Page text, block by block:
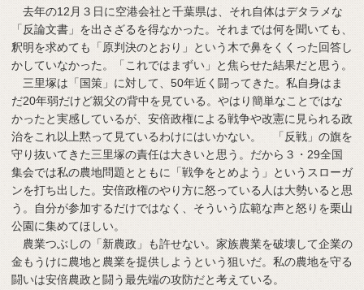
去年の12月３日に空港会社と千葉県は、それ自体はデタラメな
「反論文書」を出さざるを得なかった。それまでは何を聞いても、
釈明を求めても「原判決のとおり」という木で鼻をくくった回答し
かしていなかった。「これではまずい」と焦らせた結果だと思う。
三里塚は「国策」に対して、50年近く闘ってきた。私自身はま
だ20年弱だけど親父の背中を見ている。やはり簡単なことではな
かったと実感しているが、安倍政権による戦争や改憲に見られる政
治をこれ以上黙って見ているわけにはいかない。 「反戦」の旗を
守り抜いてきた三里塚の責任は大きいと思う。だから３・29全国
集会では私の農地問題とともに「戦争をとめよう」というスローガ
ンを打ち出した。安倍政権のやり方に怒っている人は大勢いると思
う。自分が参加するだけではなく、そういう広範な声と怒りを栗山
公園に集めてほしい。
農業つぶしの「新農政」も許せない。家族農業を破壊して企業の
金もうけに農地と農業を提供しようという狙いだ。私の農地を守る
闘いは安倍農政と闘う最先端の攻防だと考えている。